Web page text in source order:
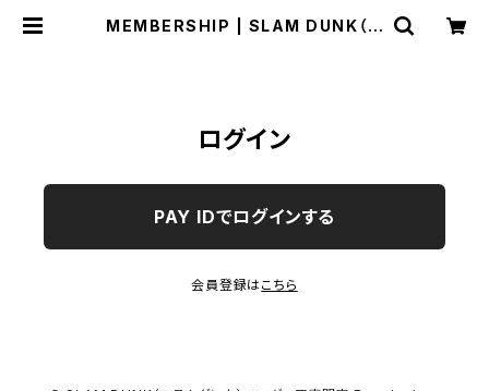
MEMBERSHIP | SLAM DUNK（ス
ログイン
PAY IDでログインする
会員登録はこちら